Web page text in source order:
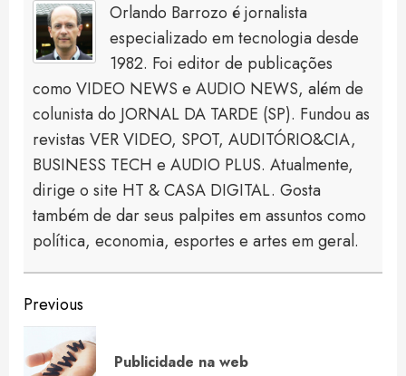
Orlando Barrozo é jornalista
especializado em tecnologia desde
1982. Foi editor de publicações
como VIDEO NEWS e AUDIO NEWS, além de
colunista do JORNAL DA TARDE (SP). Fundou as
revistas VER VIDEO, SPOT, AUDITÓRIO&CIA,
BUSINESS TECH e AUDIO PLUS. Atualmente,
dirige o site HT & CASA DIGITAL. Gosta
também de dar seus palpites em assuntos como
política, economia, esportes e artes em geral.
Continue
Reading
Previous
Publicidade na web